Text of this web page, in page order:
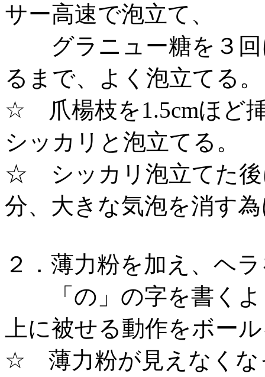
サー高速で泡立て、
グラニュー糖を３回
るまで、よく泡立て
☆ 爪楊枝を1.5cmほど
シッカリと泡立てる。
☆ シッカリ泡立てた後
分、大きな気泡を消す
２．薄力粉を加え、ヘ
「の」の字を書くよ
上に被せる動作をボー
☆ 薄力粉が見えなくな